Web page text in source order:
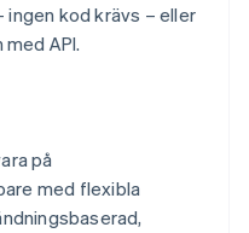
ingen kod krävs – eller
API.
på
med flexibla